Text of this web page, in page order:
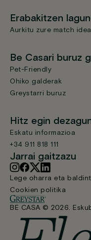
Erabakitzen
Aurkitu zure match
Be Casari buruz
Pet-Friendly
Ohiko galderak
Greystarri buruz
Hitz egin
Eskatu informazioa
+34 911 818 111
Jarrai gaitzazu
Lege oharra eta
Cookien politika
BE CASA © 2026.